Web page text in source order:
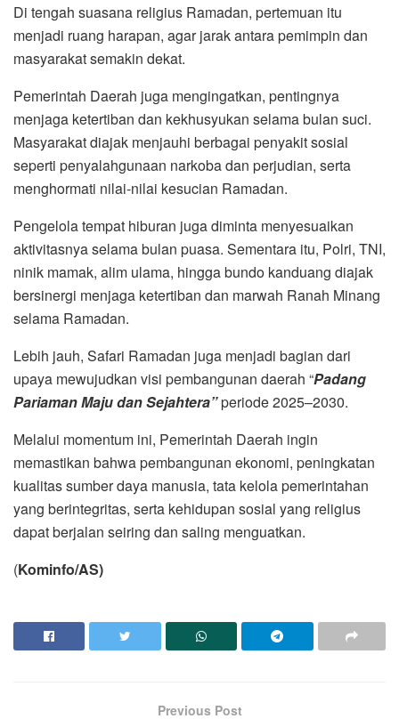
Di tengah suasana religius Ramadan, pertemuan itu
menjadi ruang harapan, agar jarak antara pemimpin dan
masyarakat semakin dekat.
Pemerintah Daerah juga mengingatkan, pentingnya
menjaga ketertiban dan kekhusyukan selama bulan suci.
Masyarakat diajak menjauhi berbagai penyakit sosial
seperti penyalahgunaan narkoba dan perjudian, serta
menghormati nilai-nilai kesucian Ramadan.
Pengelola tempat hiburan juga diminta menyesuaikan
aktivitasnya selama bulan puasa. Sementara itu, Polri, TNI,
ninik mamak, alim ulama, hingga bundo kanduang diajak
bersinergi menjaga ketertiban dan marwah Ranah Minang
selama Ramadan.
Lebih jauh, Safari Ramadan juga menjadi bagian dari
upaya mewujudkan visi pembangunan daerah “Padang
Pariaman Maju dan Sejahtera”periode 2025–2030.
Melalui momentum ini, Pemerintah Daerah ingin
memastikan bahwa pembangunan ekonomi, peningkatan
kualitas sumber daya manusia, tata kelola pemerintahan
yang berintegritas, serta kehidupan sosial yang religius
dapat berjalan seiring dan saling menguatkan.
(Kominfo/AS)
Previous Post